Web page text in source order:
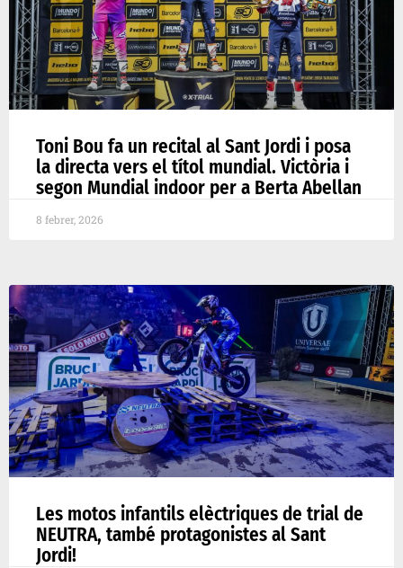
Toni Bou fa un recital al Sant Jordi i posa
la directa vers el títol mundial. Victòria i
segon Mundial indoor per a Berta Abellan
8 febrer, 2026
Les motos infantils elèctriques de trial de
NEUTRA, també protagonistes al Sant
Jordi!